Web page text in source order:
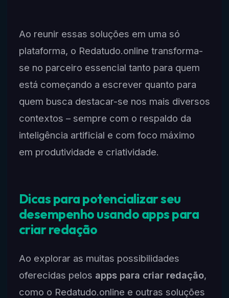
Ao reunir essas soluções em uma só
plataforma, o Redatudo.online transforma-
se no parceiro essencial tanto para quem
está começando a escrever quanto para
quem busca destacar-se nos mais diversos
contextos – sempre com o respaldo da
inteligência artificial e com foco máximo
em produtividade e criatividade.
Dicas para potencializar seu
desempenho usando apps para
criar redação
Ao explorar as muitas possibilidades
oferecidas pelos apps para criar redação,
como o Redatudo.online e outras soluções